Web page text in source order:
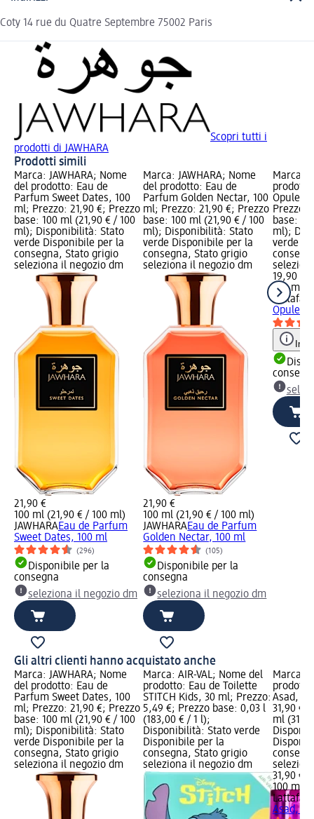
Coty 14 rue du Quatre Septembre 75002 Paris
Scopri tutti i
prodotti di JAWHARA
Prodotti simili
Marca: JAWHARA; Nome
del prodotto: Eau de
Parfum Sweet Dates, 100
ml; Prezzo: 21,90 €; Prezzo
base: 100 ml (21,90 € / 100
ml); Disponibilità: Stato
verde Disponibile per la
consegna, Stato grigio
seleziona il negozio dm
21,90 €
100 ml (21,90 € / 100 ml)
JAWHARAEau de Parfum
Sweet Dates, 100 ml
(296)
Disponibile per la
consegna
seleziona il negozio dm
Marca: JAWHARA; Nome
del prodotto: Eau de
Parfum Golden Nectar, 100
ml; Prezzo: 21,90 €; Prezzo
base: 100 ml (21,90 € / 100
ml); Disponibilità: Stato
verde Disponibile per la
consegna, Stato grigio
seleziona il negozio dm
21,90 €
100 ml (21,90 € / 100 ml)
JAWHARAEau de Parfum
Golden Nectar, 100 ml
(105)
Disponibile per la
consegna
seleziona il negozio dm
Marca:
Opulent
Prezzo:
base:
ml);
verde
19,90 €
100 ml
Lattafa
Opulent
Gli altri clienti hanno acquistato anche
Marca: JAWHARA; Nome
del prodotto: Eau de
Parfum Sweet Dates, 100
ml; Prezzo: 21,90 €; Prezzo
base: 100 ml (21,90 € / 100
ml); Disponibilità: Stato
verde Disponibile per la
consegna, Stato grigio
seleziona il negozio dm
Marca: AIR-VAL; Nome del
prodotto: Eau de Toilette
STITCH Kids, 30 ml; Prezzo:
5,49 €; Prezzo base: 0,03 l
(183,00 € / 1 l);
Disponibilità: Stato verde
Disponibile per la
consegna, Stato grigio
seleziona il negozio dm
Marca:
Asad,
31,90 €;
ml
31,90 €
100 ml
Lattafa
Asad,